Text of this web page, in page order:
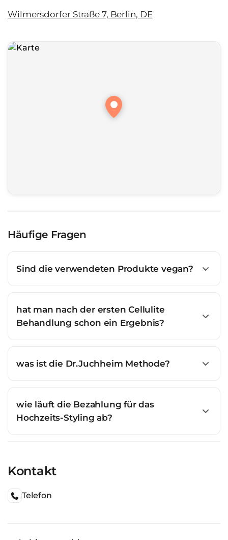
Wilmersdorfer Straße 7, Berlin, DE
Häufige Fragen
Sind die verwendeten Produkte vegan?
hat man nach der ersten Cellulite
Behandlung schon ein Ergebnis?
was ist die Dr.Juchheim Methode?
wie läuft die Bezahlung für das
Hochzeits-Styling ab?
Kontakt
Telefon